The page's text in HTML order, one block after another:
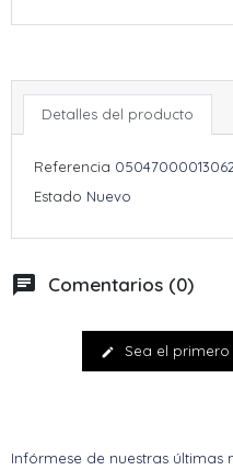
Detalles del producto
Referencia
Estado Nuevo
chat Comentarios (0)
edit Sea el primero
Infórmese de nuestras últimas